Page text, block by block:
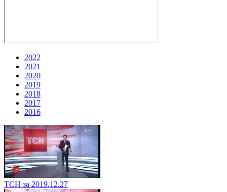
2022
2021
2020
2019
2018
2017
2016
ТСН за 2019.12.27